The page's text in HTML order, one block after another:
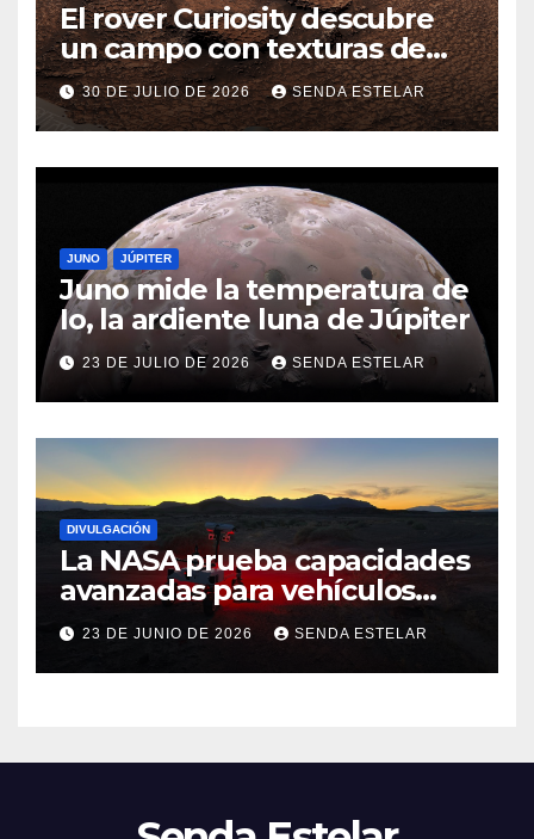
El rover Curiosity descubre
un campo con texturas de
panal
30 DE JULIO DE 2026 SENDA ESTELAR
JUNO JÚPITER
Juno mide la temperatura de
Io, la ardiente luna de Júpiter
23 DE JULIO DE 2026 SENDA ESTELAR
DIVULGACIÓN
La NASA prueba capacidades
avanzadas para vehículos
exploradores lunares y
marcianos.
23 DE JUNIO DE 2026 SENDA ESTELAR